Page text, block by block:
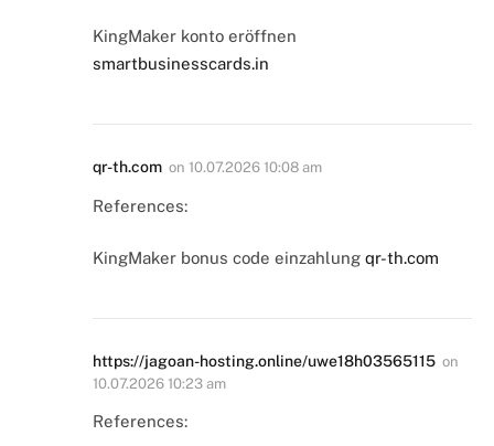
KingMaker konto eröffnen
smartbusinesscards.in
qr-th.com on 10.07.2026 10:08 am
References:
KingMaker bonus code einzahlung qr-th.com
https://jagoan-hosting.online/uwe18h03565115 on
10.07.2026 10:23 am
References: